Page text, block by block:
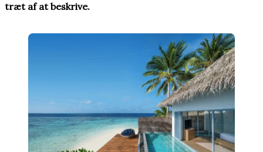
træt af at beskrive.